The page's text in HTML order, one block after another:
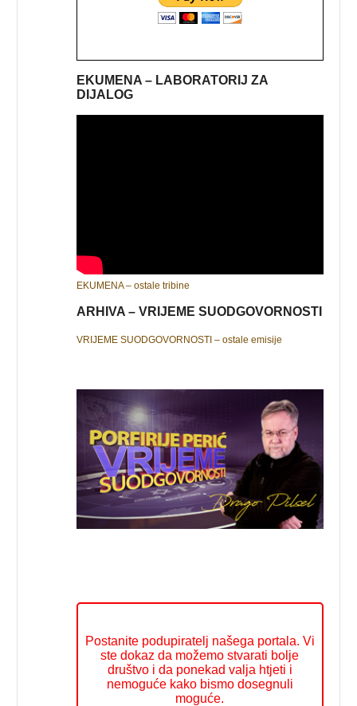
EKUMENA – LABORATORIJ ZA
DIJALOG
EKUMENA – ostale tribine
ARHIVA – VRIJEME SUODGOVORNOSTI
VRIJEME SUODGOVORNOSTI – ostale emisije
Postanite podupiratelj našega portala. Vi
ste dokaz da možemo stvarati bolje
društvo i da ponekad valja htjeti i
nemoguće kako bismo dosegnuli
moguće.